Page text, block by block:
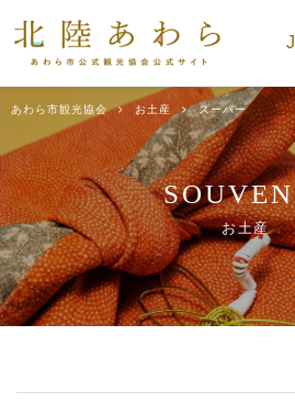
あわら市観光協会 お土産 スーパー
お土産